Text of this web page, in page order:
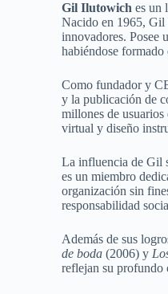
Gil Ilutowich es un
Nacido en 1965, Gil
innovadores. Posee
habiéndose
Como fundador y
y la publicación de
millones de
virtual y diseño
La influencia de Gil
es un miembro
organización sin
responsabilidad
Además de sus
de boda (2006) y
reflejan su profundo